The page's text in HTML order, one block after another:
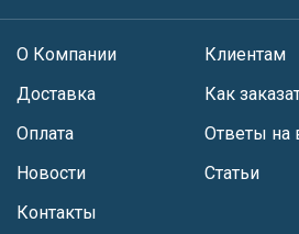
О Компании
Доставка
Оплата
Новости
Клиентам
Как
Ответы на
Статьи
Контакты